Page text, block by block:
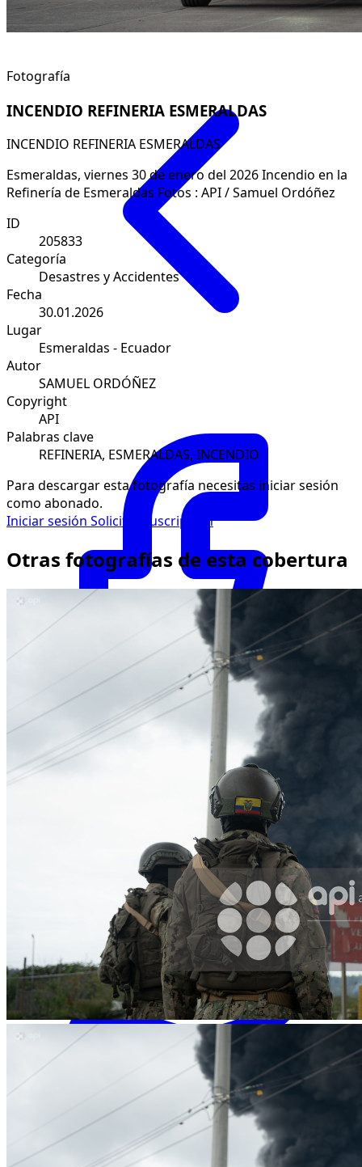
Fotografía
INCENDIO REFINERIA ESMERALDAS
INCENDIO REFINERIA ESMERALDAS
Esmeraldas, viernes 30 de enero del 2026 Incendio en la
Refinería de Esmeraldas Fotos : API / Samuel Ordóñez
ID
205833
Categoría
Desastres y Accidentes
Fecha
30.01.2026
Lugar
Esmeraldas - Ecuador
Autor
SAMUEL ORDÓÑEZ
Copyright
API
Palabras clave
REFINERIA, ESMERALDAS, INCENDIO
Para descargar esta fotografía necesitas iniciar sesión
como abonado.
Iniciar sesión Solicitar suscripción
Otras fotografías de esta cobertura